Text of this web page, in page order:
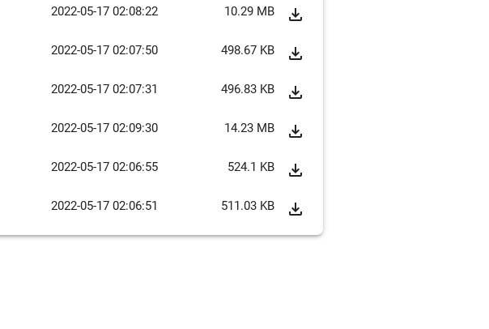
2022-05-17 02:08:22 10.29 MB file_download
2022-05-17 02:07:50 498.67 KB file_download
2022-05-17 02:07:31 496.83 KB file_download
2022-05-17 02:09:30 14.23 MB file_download
2022-05-17 02:06:55 524.1 KB file_download
2022-05-17 02:06:51 511.03 KB file_download